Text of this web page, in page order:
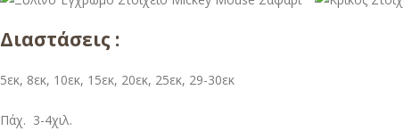
Διαστάσεις :
5εκ, 8εκ, 10εκ, 15εκ, 20εκ, 25εκ, 29-30εκ
Πάχ. 3-4χιλ.